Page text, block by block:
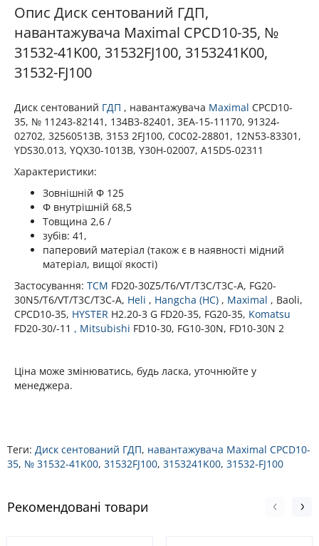
Опис Диск сентований ГДП,
навантажувача Maximal CPCD10-35, №
31532-41K00, 31532FJ100, 3153241K00,
31532-FJ100
Диск сентований ГДП , навантажувача Maximal CPCD10-
35, № 11243-82141, 134B3-82401, 3EA-15-11170, 91324-
02702, 32560513B, 3153 2FJ100, C0C02-28801, 12N53-83301,
YDS30.013, YQX30-1013B, Y30H-02007, A15D5-02311
Характеристики:
Зовнішній Φ 125
Φ внутрішній 68,5
Товщина 2,6 /
зубів: 41,
паперовий матеріал (також є в наявності мідний
матеріал, вищої якості)
Застосування: TCM FD20-30Z5/T6/VT/T3C/T3C-A, FG20-
30N5/T6/VT/T3C/T3C-A, Heli , Hangcha (HC) , Maximal , Baoli,
CPCD10-35, HYSTER H2.20-3 G FD20-35, FG20-35, Komatsu
FD20-30/-11 , Mitsubishi FD10-30, FG10-30N, FD10-30N 2
Ціна може змінюватись, будь ласка, уточнюйте у
менеджера.
Теги: Диск сентований ГДП, навантажувача Maximal CPCD10-
35, № 31532-41K00, 31532FJ100, 3153241K00, 31532-FJ100
Рекомендовані товари